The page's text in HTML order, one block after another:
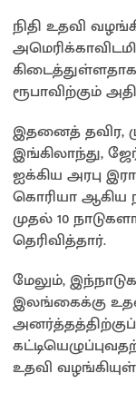
நிதி உதவி
ரூபாவிற்கும்
இதனைத் தவிர,
இங்கிலாந்து,
ஐக்கிய அரபு
கொரியா ஆகிய
முதல் 10
தெரிவித்தார்.
மேலும்,
இலங்கைக்கு
உதவி